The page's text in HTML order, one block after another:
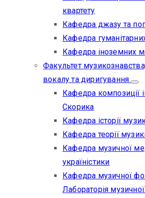
квартету
Кафедра джазу та
Кафедра
Кафедра іноземних
Факультет
вокалу та диригування
Кафедра композиції
Скорика
Кафедра історії
Кафедра теорії
Кафедра музичної
україністики
Кафедра музичної
Лабораторія музичної